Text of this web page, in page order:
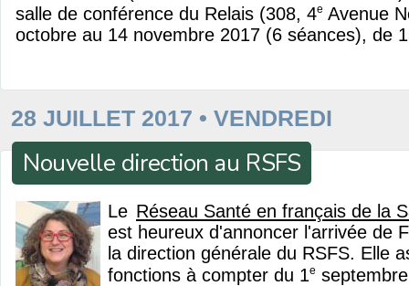
salle de conférence du Relais (308, 4e Avenue
octobre au 14 novembre 2017 (6 séances), de
28 JUILLET 2017 • VENDREDI
Nouvelle direction au RSFS
Le Réseau Santé en français de la
est heureux d'annoncer l'arrivée de
la direction générale du RSFS. Elle
fonctions à compter du 1e